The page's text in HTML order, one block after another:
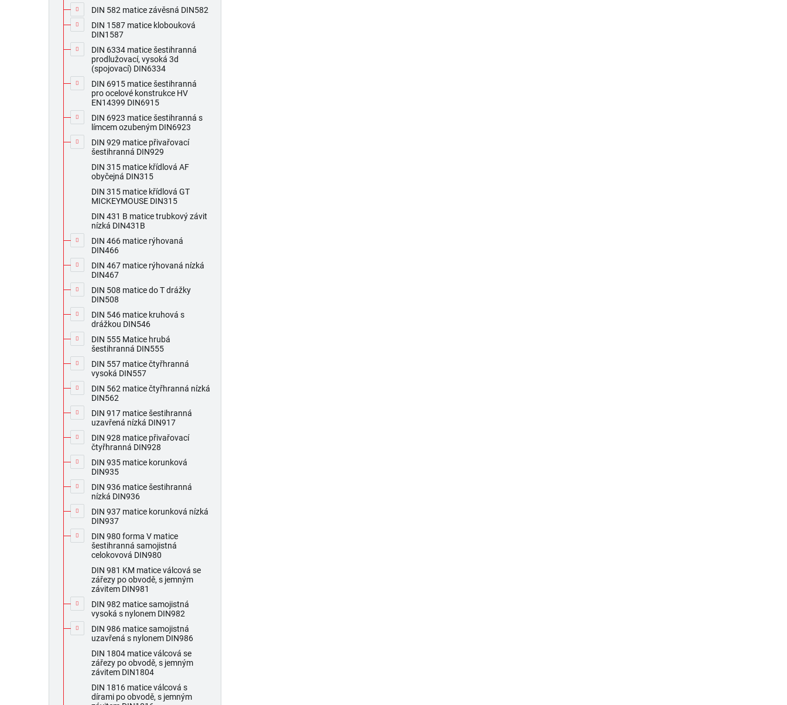
DIN 582 matice závěsná DIN582
DIN 1587 matice klobouková
DIN1587
DIN 6334 matice šestihranná
prodlužovací, vysoká 3d
(spojovací) DIN6334
DIN 6915 matice šestihranná
pro ocelové konstrukce HV
EN14399 DIN6915
DIN 6923 matice šestihranná s
límcem ozubeným DIN6923
DIN 929 matice přivařovací
šestihranná DIN929
DIN 315 matice křídlová AF
obyčejná DIN315
DIN 315 matice křídlová GT
MICKEYMOUSE DIN315
DIN 431 B matice trubkový závit
nízká DIN431B
DIN 466 matice rýhovaná
DIN466
DIN 467 matice rýhovaná nízká
DIN467
DIN 508 matice do T drážky
DIN508
DIN 546 matice kruhová s
drážkou DIN546
DIN 555 Matice hrubá
šestihranná DIN555
DIN 557 matice čtyřhranná
vysoká DIN557
DIN 562 matice čtyřhranná nízká
DIN562
DIN 917 matice šestihranná
uzavřená nízká DIN917
DIN 928 matice přivařovací
čtyřhranná DIN928
DIN 935 matice korunková
DIN935
DIN 936 matice šestihranná
nízká DIN936
DIN 937 matice korunková nízká
DIN937
DIN 980 forma V matice
šestihranná samojistná
celokovová DIN980
DIN 981 KM matice válcová se
zářezy po obvodě, s jemným
závitem DIN981
DIN 982 matice samojistná
vysoká s nylonem DIN982
DIN 986 matice samojistná
uzavřená s nylonem DIN986
DIN 1804 matice válcová se
zářezy po obvodě, s jemným
závitem DIN1804
DIN 1816 matice válcová s
dírami po obvodě, s jemným